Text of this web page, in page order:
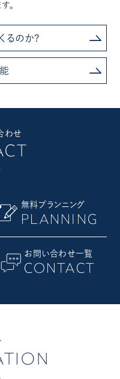
。
るのか?
わせ
無料プランニング
PLANNING
お問い合わせ一覧
CONTACT